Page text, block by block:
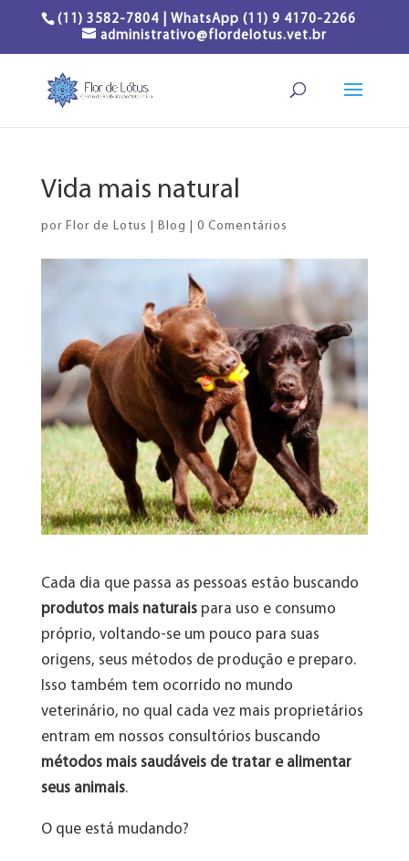
(11) 3582-7804 | WhatsApp (11) 9 4170-2266
administrativo@flordelotus.vet.br
Vida mais natural
por Flor de Lotus Blog 0 Comentários
Cada dia que passa as pessoas estão buscando
produtos mais naturaispara uso e consumo
próprio, voltando-se um pouco para suas
origens, seus métodos de produção e preparo.
Isso também tem ocorrido no mundo
veterinário, no qual cada vez mais proprietários
entram em nossos consultórios buscando
métodos mais saudáveis de tratar e alimentar
seus animais.
O que está mudando?